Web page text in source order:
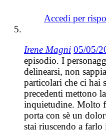
Accedi per
Irene Magni 05/05/
episodio. I
delinearsi, non
particolari che ci hai
precedenti mettono
inquietudine. Molto
porta con sè un
stai riuscendo a